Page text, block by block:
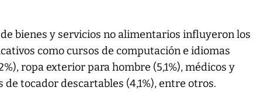
bienes y servicios no alimentarios influyeron los
como cursos de computación e idiomas
ropa exterior para hombre (5,1%), médicos y
tocador descartables (4,1%), entre otros.